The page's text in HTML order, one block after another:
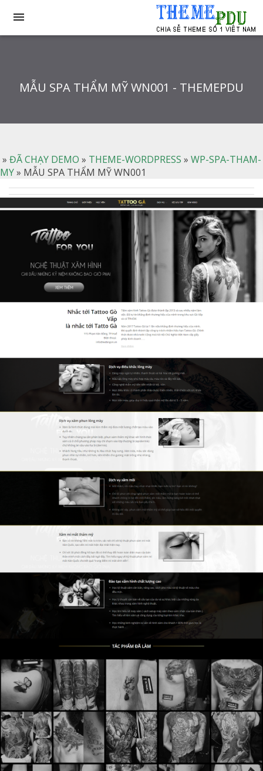

MẪU SPA THẨM MỸ WN001 - THEMEPDU
» ĐÃ CHẠY DEMO » THEME-WORDPRESS » WP-SPA-THAM-
MY» MẪU SPA THẨM MỸ WN001